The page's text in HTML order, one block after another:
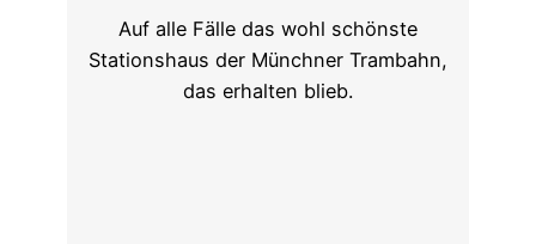
Auf alle Fälle das wohl schönste
Stationshaus der Münchner Trambahn,
das erhalten blieb.